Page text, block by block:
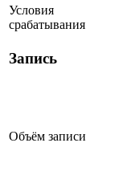
Условия
срабатывания
Запись
Объём записи